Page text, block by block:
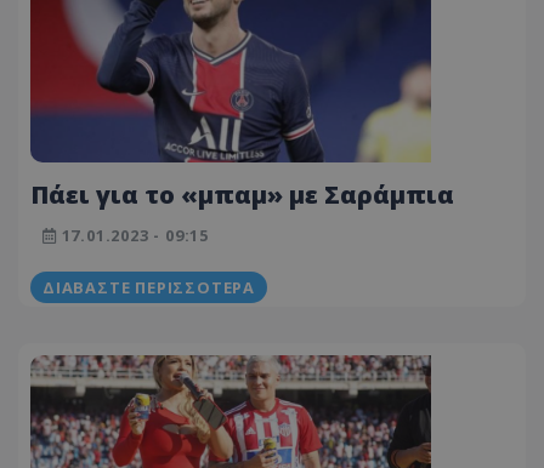
Πάει για το «μπαμ» με Σαράμπια
17.01.2023 - 09:15
ΔΙΑΒΆΣΤΕ ΠΕΡΙΣΣΌΤΕΡΑ